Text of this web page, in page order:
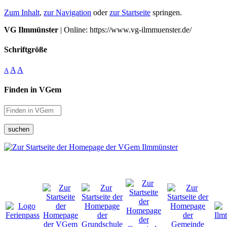
Zum Inhalt, zur Navigation oderzur Startseite springen.
VG Ilmmünster | Online: https://www.vg-ilmmuenster.de/
Schriftgröße
A A A
Finden in VGem
suchen